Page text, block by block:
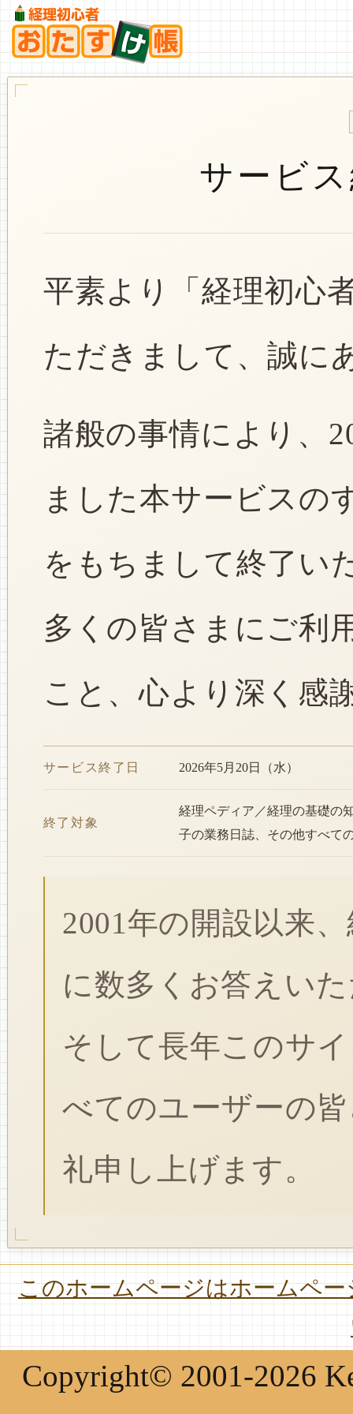
サービ
平素より「経理初心
ただきまして、誠に
諸般の事情により、
ました本サービスの
をもちまして終了い
多くの皆さまにご利
こと、心より深く感
サービス終了日 2026年5月20日（水）
終了対象
経理ペディア／経理の基礎の
子の業務日誌、その他すべて
2001年の開設以来
に数多くお答えい
そして長年このサ
べてのユーザーの
礼申し上げます。
このホームページはホームペ
Copyright© 2001-2026